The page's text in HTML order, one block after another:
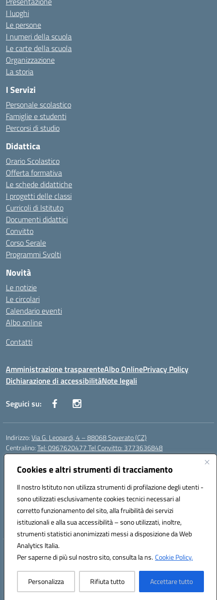
Cookies e altri strumenti di tracciamento
Il nostro Istituto non utilizza strumenti di profilazione degli utenti -
sono utilizzati esclusivamente cookies tecnici necessari al
corretto funzionamento del sito, alla fruibilità dei servizi
istituzionali e alla sua accessibilità – sono utilizzati, inoltre,
strumenti statistici anonimizzati messi a disposizione da Web
Analytics Italia.
Per saperne di più sul nostro sito, consulta la ns.Cookie Policy.
Personalizza Rifiuta tutto Accettare tutto
I luoghi
Le persone
I numeri della scuola
Le carte della scuola
Organizzazione
La storia
I Servizi
Personale scolastico
Famiglie e studenti
Percorsi di studio
Didattica
Orario Scolastico
Offerta formativa
Le schede didattiche
I progetti delle classi
Curricoli di Istituto
Documenti didattici
Convitto
Corso Serale
Programmi Svolti
Novità
Le notizie
Le circolari
Calendario eventi
Albo online
Contatti
Amministrazione trasparenteAlbo OnlinePrivacy Policy
Dichiarazione di accessibilitàNote legali
Seguici su:
Indirizzo:Via G. Leopardi, 4 – 88068 Soverato (CZ)
Centralino:Tel: 0967620477 Tel Convitto: 3773636848
Email:
Posta elettronica certificata (PEC):czrh04000q@pec.istruzione.it
Codice fiscale: 84000690796
Codice meccanografico:CZRH04000Q
Codice Indice delle Pubbliche Amministrazioni (IPA): istsc_czrh04000q
Codice unico di fatturazione (CUF): UF9M13
Hosting & Powered by 3D Solution S.r.l.
Concept & Design by Designers Italia